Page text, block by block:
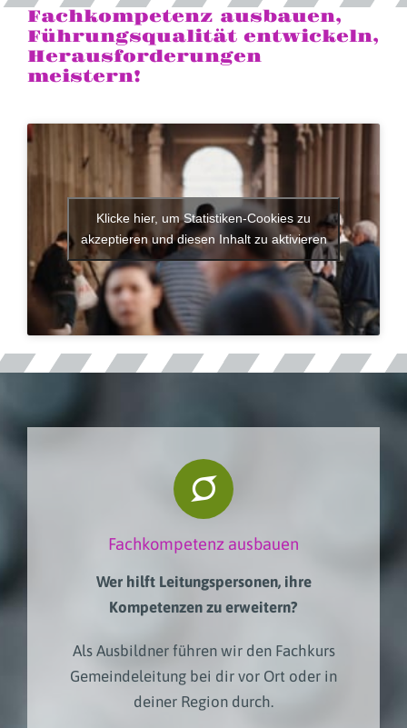
Fachkompetenz ausbauen,
Führungsqualität entwickeln,
Herausforderungen
meistern!
Klicke hier, um Statistiken-Cookies zu
akzeptieren und diesen Inhalt zu aktivieren
Fachkompetenz ausbauen
Wer hilft Leitungspersonen, ihre
Kompetenzen zu erweitern?
Als Ausbildnerführen wir den Fachkurs
Gemeindeleitung bei dir vor Ort oder in
deiner Region durch.